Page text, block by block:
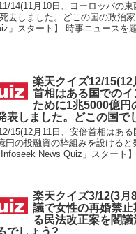
14(11月10日、ヨーロッパの
去しました。どこの国の政治
」スタート】 時事ニュースを
楽天クイズ12/15(12
首相はある国での
ために1兆5000億円
表しました。どこの国で
15(12月11日、安倍首相はあ
円の投融資の枠組みを設けると
News Quiz」スタート
楽天クイズ3/12(3月
議で女性の再婚禁
る民法改正案を閣議
でしょう?